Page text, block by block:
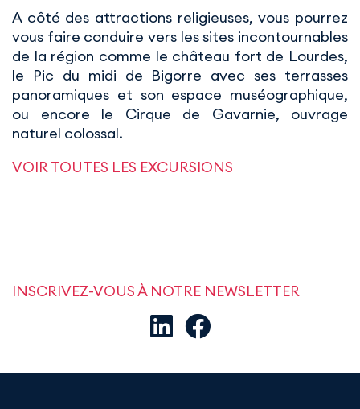
A côté des attractions religieuses, vous pourrez
vous faire conduire vers les sites incontournables
de la région comme le château fort de Lourdes,
le Pic du midi de Bigorre avec ses terrasses
panoramiques et son espace muséographique,
ou encore le Cirque de Gavarnie, ouvrage
naturel colossal.
VOIR TOUTES LES EXCURSIONS
INSCRIVEZ-VOUS À NOTRE NEWSLETTER